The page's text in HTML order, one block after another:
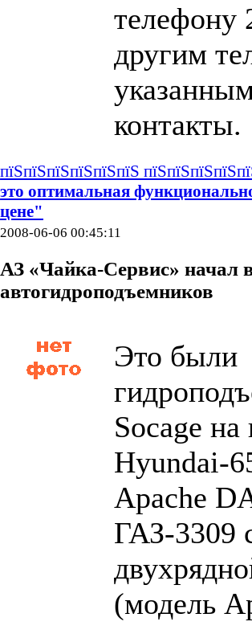
телефону
другим
контакты.
пїЅпїЅпїЅпїЅпїЅпїЅ
это оптимальная
цене"
2008-06-06 00:45:11
АЗ «Чайка-Сервис» начал
автогидроподъемников
Это были
Socage
Hyundai-
Apache
ГАЗ-3309
(модель